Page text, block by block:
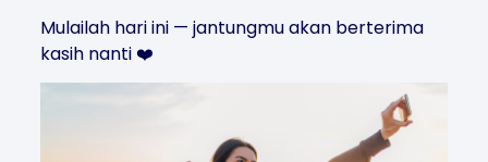
Mulailah hari ini — jantungmu akan berterima
kasih nanti ❤️